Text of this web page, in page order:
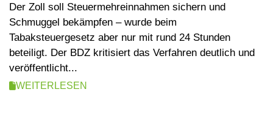
Der Zoll soll Steuermehreinnahmen sichern und
Schmuggel bekämpfen – wurde beim
Tabaksteuergesetz aber nur mit rund 24 Stunden
beteiligt. Der BDZ kritisiert das Verfahren deutlich und
veröffentlicht...
WEITERLESEN